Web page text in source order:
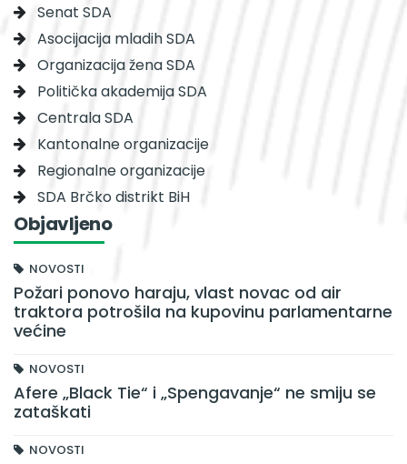
Senat SDA
Asocijacija mladih SDA
Organizacija žena SDA
Politička akademija SDA
Centrala SDA
Kantonalne organizacije
Regionalne organizacije
SDA Brčko distrikt BiH
Objavljeno
NOVOSTI
Požari ponovo haraju, vlast novac od air
traktora potrošila na kupovinu parlamentarne
većine
NOVOSTI
Afere „Black Tie“ i „Spengavanje“ ne smiju se
zataškati
NOVOSTI